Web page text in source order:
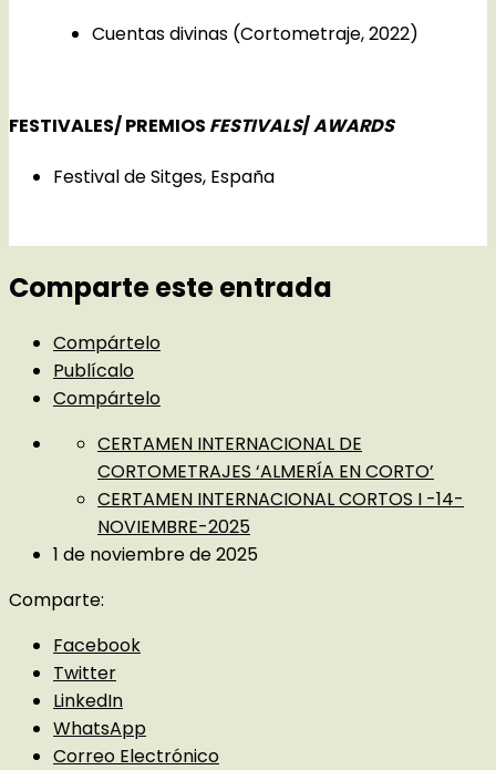
Cuentas divinas (Cortometraje, 2022)
FESTIVALES/ PREMIOS FESTIVALS/AWARDS
Festival de Sitges, España
Comparte este entrada
Compártelo
Publícalo
Compártelo
CERTAMEN INTERNACIONAL DE
CORTOMETRAJES ‘ALMERÍA EN CORTO’
CERTAMEN INTERNACIONAL CORTOS I -14-
NOVIEMBRE-2025
1 de noviembre de 2025
Comparte:
Facebook
Twitter
LinkedIn
WhatsApp
Correo Electrónico